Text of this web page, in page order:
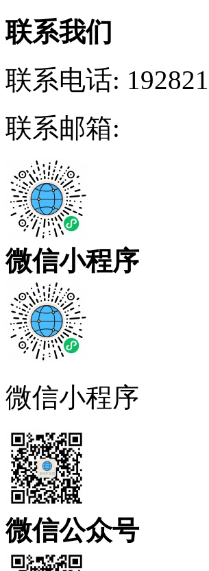
联系我们
联系电话:
联系邮箱:
微信小程序
微信小程序
微信公众号